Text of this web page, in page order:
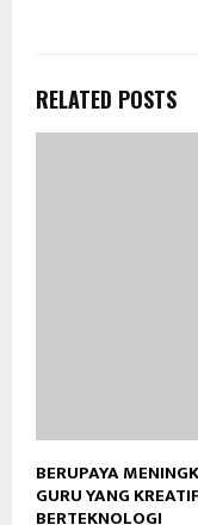
RELATED POSTS
BERUPAYA
GURU YANG
BERTEKNOLOGI